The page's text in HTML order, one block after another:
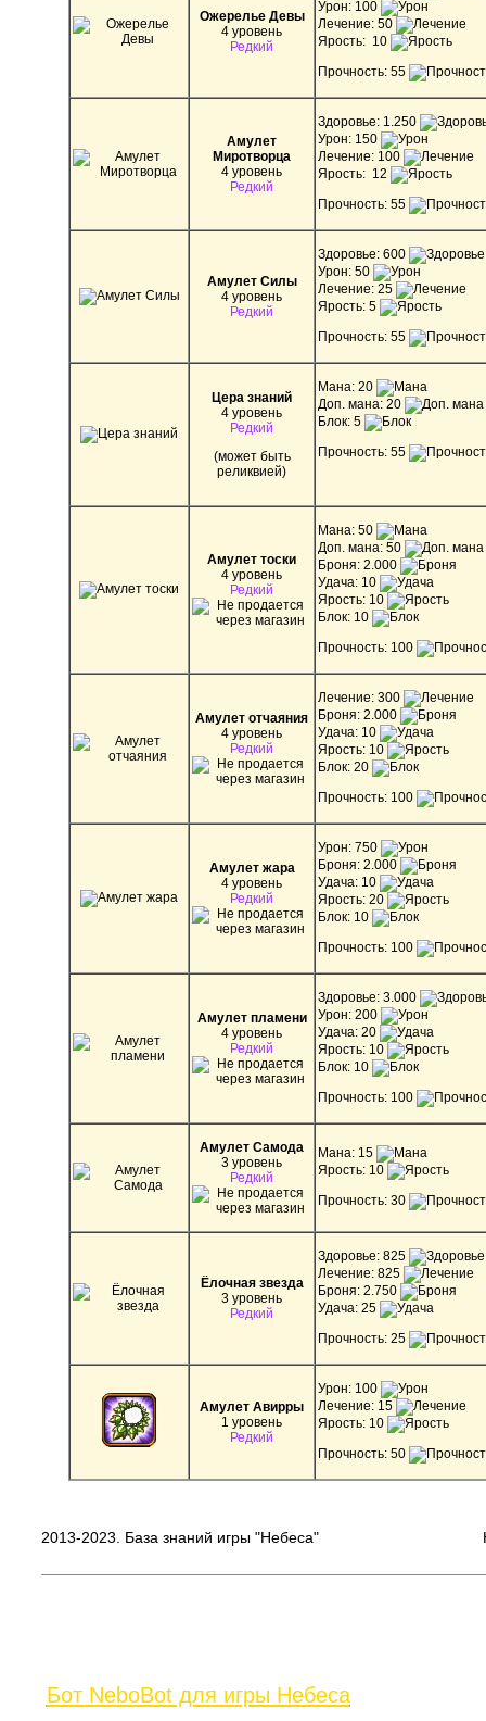
Ожерелье Девы
4 уровень
Редкий
Урон: 100
Лечение: 50
Ярость: 10
Прочность: 55
Амулет
Миротворца
4 уровень
Редкий
Здоровье: 1.250
Урон: 150
Лечение: 100
Ярость: 12
Прочность: 55
Амулет Силы
4 уровень
Редкий
Здоровье: 600
Урон: 50
Лечение: 25
Ярость: 5
Прочность: 55
Цера знаний
4 уровень
Редкий
(может быть
реликвией)
Мана: 20
Доп. мана: 20
Блок: 5
Прочность: 55
Амулет тоски
4 уровень
Редкий
Мана: 50
Доп. мана: 50
Броня: 2.000
Удача: 10
Ярость: 10
Блок: 10
Прочность: 100
Амулет отчаяния
4 уровень
Редкий
Лечение: 300
Броня: 2.000
Удача: 10
Ярость: 10
Блок: 20
Прочность: 100
Амулет жара
4 уровень
Редкий
Урон: 750
Броня: 2.000
Удача: 10
Ярость: 20
Блок: 10
Прочность: 100
Амулет пламени
4 уровень
Редкий
Здоровье: 3.000
Урон: 200
Удача: 20
Ярость: 10
Блок: 10
Прочность: 100
Амулет Самода
3 уровень
Редкий
Мана: 15
Ярость: 10
Прочность: 30
Ёлочная звезда
3 уровень
Редкий
Здоровье: 825
Лечение: 825
Броня: 2.750
Удача: 25
Прочность: 25
Амулет Авирры
1 уровень
Редкий
Урон: 100
Лечение: 15
Ярость: 10
Прочность: 50
2013-2023. База знаний игры "Небеса"
Бот NeboBot для игры Небеса